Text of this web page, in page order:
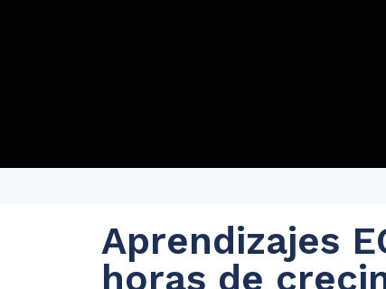
Aprendizajes
horas de